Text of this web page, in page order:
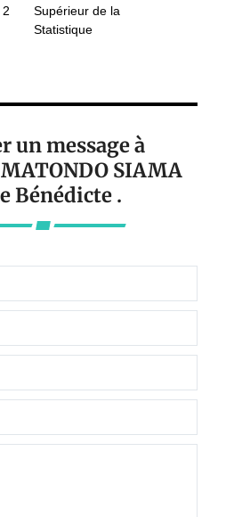
2
Supérieur de la
Statistique
un message à
SIAMA
Bénédicte .